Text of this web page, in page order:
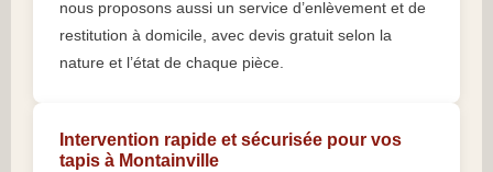
nous proposons aussi un service d’enlèvement et de
restitution à domicile, avec devis gratuit selon la
nature et l’état de chaque pièce.
Intervention rapide et sécurisée pour vos
tapis à Montainville